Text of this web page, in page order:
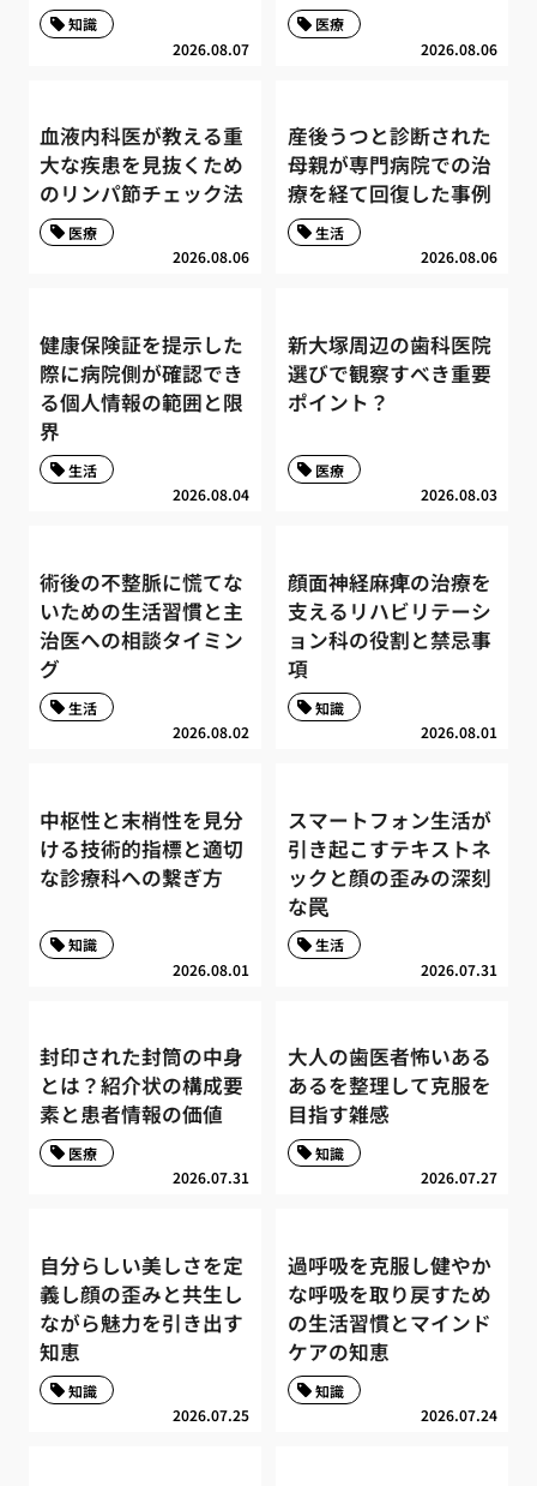
2026.08.07
知識
2026.08.06
医療
血液内科医が教える重
大な疾患を見抜くため
のリンパ節チェック法
2026.08.06
医療
産後うつと診断された
母親が専門病院での治
療を経て回復した事例
2026.08.06
生活
健康保険証を提示した
際に病院側が確認でき
る個人情報の範囲と限
界
2026.08.04
生活
新大塚周辺の歯科医院
選びで観察すべき重要
ポイント？
2026.08.03
医療
術後の不整脈に慌てな
いための生活習慣と主
治医への相談タイミン
グ
2026.08.02
生活
顔面神経麻痺の治療を
支えるリハビリテーシ
ョン科の役割と禁忌事
項
2026.08.01
知識
中枢性と末梢性を見分
ける技術的指標と適切
な診療科への繋ぎ方
2026.08.01
知識
スマートフォン生活が
引き起こすテキストネ
ックと顔の歪みの深刻
な罠
2026.07.31
生活
封印された封筒の中身
とは？紹介状の構成要
素と患者情報の価値
2026.07.31
医療
大人の歯医者怖いある
あるを整理して克服を
目指す雑感
2026.07.27
知識
自分らしい美しさを定
義し顔の歪みと共生し
ながら魅力を引き出す
知恵
2026.07.25
知識
過呼吸を克服し健やか
な呼吸を取り戻すため
の生活習慣とマインド
ケアの知恵
2026.07.24
知識